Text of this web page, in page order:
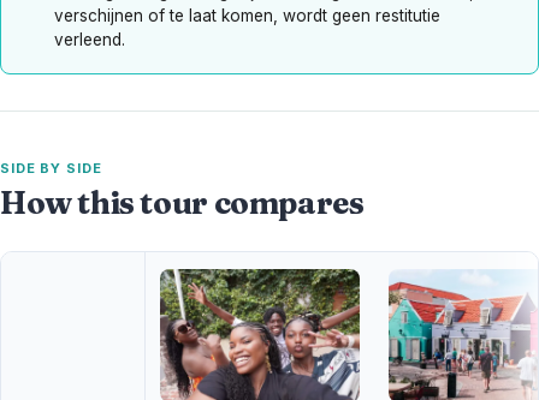
verschijnen of te laat komen, wordt geen restitutie
verleend.
SIDE BY SIDE
How this tour compares